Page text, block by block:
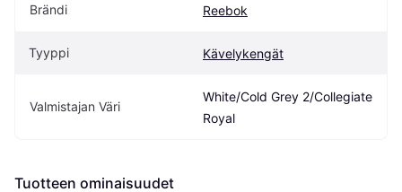
Brändi Reebok
Tyyppi Kävelykengät
Valmistajan Väri
White/Cold Grey 2/Collegiate
Royal
Tuotteen ominaisuudet